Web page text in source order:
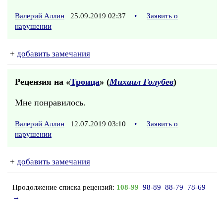
Валерий Аллин 25.09.2019 02:37 •
Заявить о
нарушении
+ добавить замечания
Рецензия на «Троица» (Михаил Голубев)
Мне понравилось.
Валерий Аллин 12.07.2019 03:10 •
Заявить о
нарушении
+ добавить замечания
Продолжение списка рецензий: 108-99 98-89 88-79
78-69
→